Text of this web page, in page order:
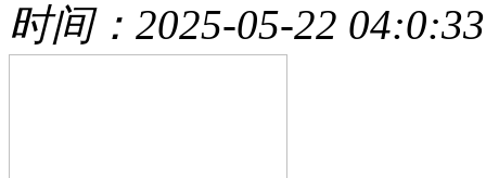
时间：2025-05-22 04:0:33